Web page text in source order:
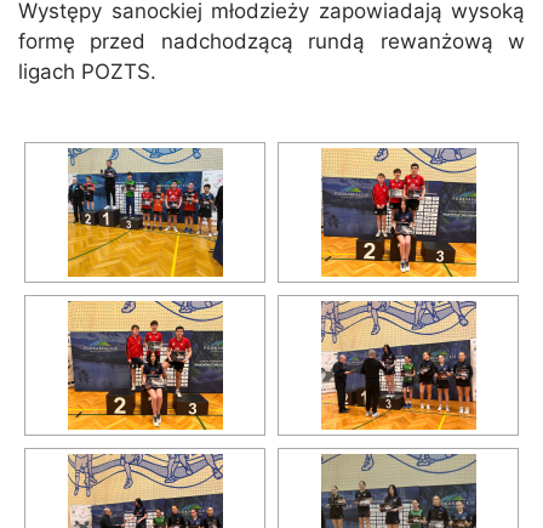
Występy sanockiej młodzieży zapowiadają wysoką
formę przed nadchodzącą rundą rewanżową w
ligach POZTS.